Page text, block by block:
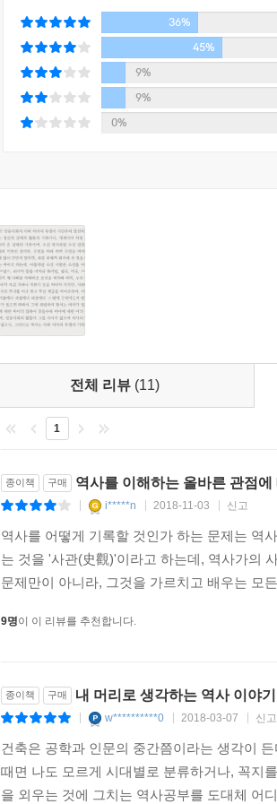
36%
45%
9%
9%
0%
전체 리뷰 (11)
1
종이책 구매 역사를 이해하는 올바른 관점
i*****n 2018-11-03 신고
역사를 어떻게 기록할 것인가 하는 문제는 역
는 것을 '사관(史觀)'이라고 하는데, 역사가의
문제만이 아니라, 그것을 가르치고 배우는 모
9명이 이 리뷰를 추천합니다.
종이책 구매 내 머리로 생각하는 역사 이야기
w**********0 2018-03-07 신고
건축은 공학과 인문의 중간쯤이라는 생각이
때면 나도 모르게 시대별로 분류하거나, 꼭지
을 외우는 것에 그치는 역사공부를 도대체 어